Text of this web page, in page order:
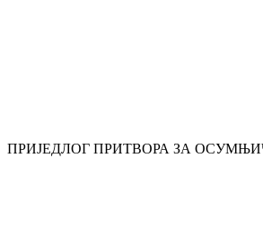
ПРИЈЕДЛОГ ПРИТВОРА ЗА